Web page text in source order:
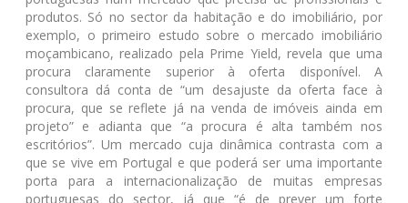
produtos. Só no sector da habitação e do imobiliário, por
exemplo, o primeiro estudo sobre o mercado imobiliário
moçambicano, realizado pela Prime Yield, revela que uma
procura claramente superior à oferta disponível. A
consultora dá conta de “um desajuste da oferta face à
procura, que se reflete já na venda de imóveis ainda em
projeto” e adianta que “a procura é alta também nos
escritórios”. Um mercado cuja dinâmica contrasta com a
que se vive em Portugal e que poderá ser uma importante
porta para a internacionalização de muitas empresas
portuguesas do sector, já que “é de prever um forte